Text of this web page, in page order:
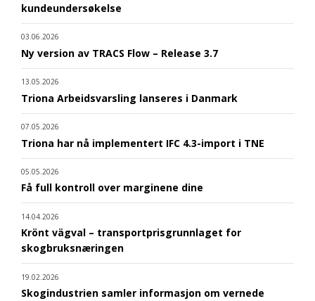
kundeundersøkelse
03.06.2026
Ny version av TRACS Flow – Release 3.7
13.05.2026
Triona Arbeidsvarsling lanseres i Danmark
07.05.2026
Triona har nå implementert IFC 4.3-import i TNE
05.05.2026
Få full kontroll over marginene dine
14.04.2026
Krönt vägval – transportprisgrunnlaget for
skogbruksnæringen
19.02.2026
Skogindustrien samler informasjon om vernede